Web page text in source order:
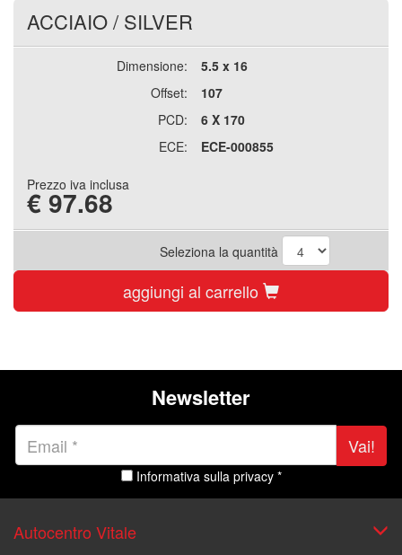
ACCIAIO/ SILVER
Dimensione:
5.5 x 16
Offset:
107
PCD:
6 X 170
ECE:
ECE-000855
Prezzo iva inclusa
€ 97.68
Seleziona la quantità
aggiungi al carrello
Newsletter
Vai!
Informativa sulla privacy *
Autocentro Vitale